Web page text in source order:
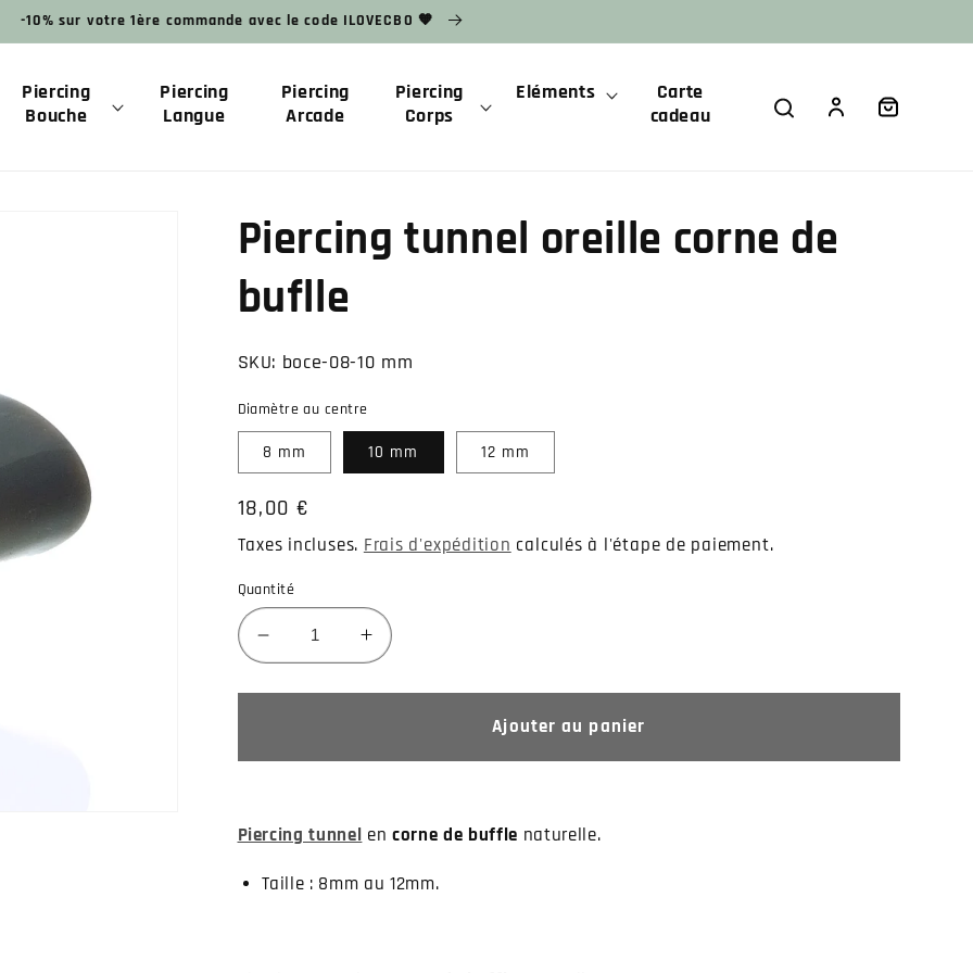
-10% sur votre 1ère commande avec le code ILOVECBO 🧡
Piercing
Bouche
Piercing
Langue
Piercing
Arcade
Piercing
Corps
Eléments
Carte
cadeau
ConnexionPanier
Piercing tunnel oreille corne de
buflle
SKU: boce-08-10 mm
Diamètre au centre
8 mm 10 mm 12 mm
Prix
habituel
18,00 €
Taxes incluses. Frais d'expédition calculés à l'étape de paiement.
Quantité
Réduire
la
quantité
de
buflle
Augmenter
la
quantité
de
Ajouter au panier
Piercing tunnelencorne de buffle naturelle.
Taille : 8mm au 12mm.